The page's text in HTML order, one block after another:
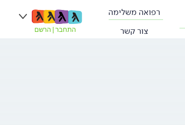
רפואה משלימה
צור קשר התחבר הרשם